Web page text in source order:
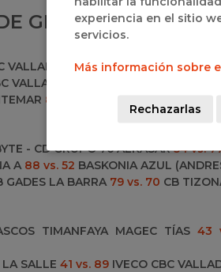
GRUPOS
VALLADOLID A65 vs. 97UNICAJA
VALLADOLID A
83 vs. 70 IVECO CBC
- CD GRUPO 76 ALKASAR54 vs.
A 88 vs. 52 BASKONIA AZUL
LA BARRA 79 vs. 70 CB
TIMANFAYA MAGEC TÍAS 43
SALLE 41 vs. 89 IVECO CBC
experiencia en el sitio
servicios.
Más información sobre
Rechazarlas